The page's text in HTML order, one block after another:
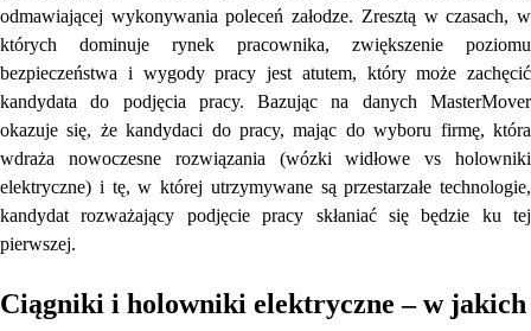
odmawiającej wykonywania poleceń załodze. Zresztą w czasach, w
których dominuje rynek pracownika, zwiększenie poziomu
bezpieczeństwa i wygody pracy jest atutem, który może zachęcić
kandydata do podjęcia pracy. Bazując na danych MasterMover
okazuje się, że kandydaci do pracy, mając do wyboru firmę, która
wdraża nowoczesne rozwiązania (wózki widłowe vs holowniki
elektryczne) i tę, w której utrzymywane są przestarzałe technologie,
kandydat rozważający podjęcie pracy skłaniać się będzie ku tej
pierwszej.
Ciągniki i holowniki elektryczne – w jakich